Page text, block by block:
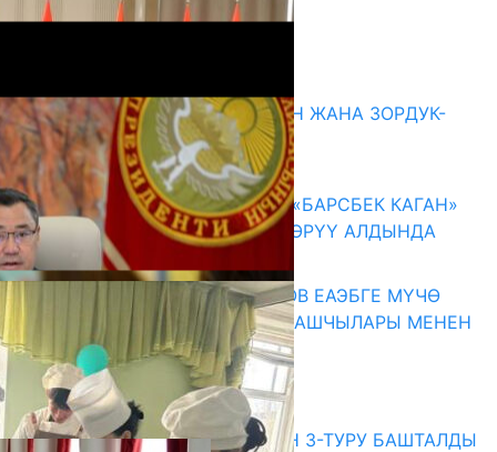
Комментарийлер
ГЕНДЕРДИК БАСМЫРЛООДОН ЖАНА ЗОРДУК-
ЗОМБУЛУКТАН КОРГОО
07.08.2026
КЫРГЫЗ ТАРЫХЫ ТАСМАДА: «БАРСБЕК КАГАН»
КӨРКӨМ ТАСМАСЫ ЖАРЫК КӨРҮҮ АЛДЫНДА
07.08.2026
ПРЕЗИДЕНТ САДЫР ЖАПАРОВ ЕАЭБГЕ МҮЧӨ
МАМЛЕКЕТТЕРДИН ӨКМӨТ БАШЧЫЛАРЫ МЕНЕН
ЖОЛУГУШТУ
07.08.2026
Абитуриент
ЖОЖДОРГО КАБЫЛ АЛУУНУН 3-ТУРУ БАШТАЛДЫ